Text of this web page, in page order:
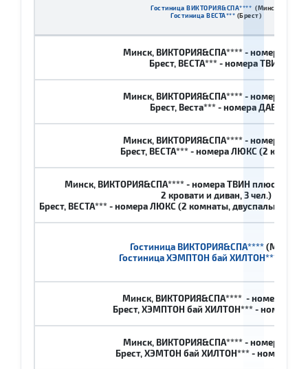
Гостиница ВИКТОРИЯ&СПА**** (Минск)
Гостиница ВЕСТА*** (Брест)
Минск, ВИКТОРИЯ&СПА**** - номера ТВИН
Брест, ВЕСТА*** - номера ТВИН
Минск, ВИКТОРИЯ&СПА**** - номера
Брест, Веста*** - номера ДАБЛ
Минск, ВИКТОРИЯ&СПА**** - номера
Брест, ВЕСТА*** - номера ЛЮКС (2
Минск, ВИКТОРИЯ&СПА**** - номера ТВИН плюс (1
2 кровати и диван, 3 чел.)
Брест, ВЕСТА*** - номера ЛЮКС (2 комнаты, двуспальная
Гостиница ВИКТОРИЯ&СПА**** (Минск)
Гостиница ХЭМПТОН бай ХИЛТОН***
Минск, ВИКТОРИЯ&СПА**** - номера
Брест, ХЭМПТОН бай ХИЛТОН*** - номера
Минск, ВИКТОРИЯ&СПА**** - номера
Брест, ХЭМТОН бай ХИЛТОН*** - номера